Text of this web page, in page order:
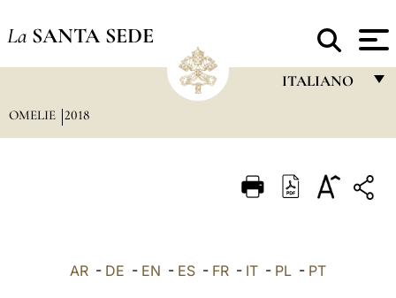
La SANTA SEDE
ITALIANO
ITALIANO
OMELIE 2018
AR - DE - EN - ES - FR - IT - PL - PT